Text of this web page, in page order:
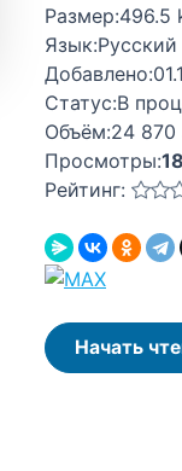
Размер:496.5
Язык:Русский
Добавлено:
Статус:В
Объём:24 870
Просмотры:18
Рейтинг:
Начать